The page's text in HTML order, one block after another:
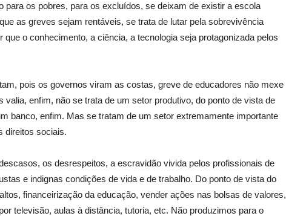
para os pobres, para os excluídos, se deixam de existir a escola
as greves sejam rentáveis, se trata de lutar pela sobrevivência
que o conhecimento, a ciência, a tecnologia seja protagonizada pelos
pois os governos viram as costas, greve de educadores não mexe
valia, enfim, não se trata de um setor produtivo, do ponto de vista de
banco, enfim. Mas se tratam de um setor extremamente importante
direitos sociais.
os desrespeitos, a escravidão vivida pelos profissionais de
e indignas condições de vida e de trabalho. Do ponto de vista do
financeirização da educação, vender ações nas bolsas de valores,
televisão, aulas à distância, tutoria, etc. Não produzimos para o